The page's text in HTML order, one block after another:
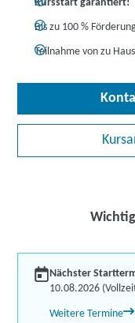
Kursstart garantiert!
Bis zu 100 %
Teilnahme von zu
Nächster
10.08.2026
Weitere Termine